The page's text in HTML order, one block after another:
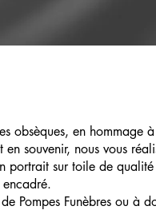
obsèques, en hommage
en souvenir, nous vous
portrait sur toile de qualité
Pompes Funèbres ou à